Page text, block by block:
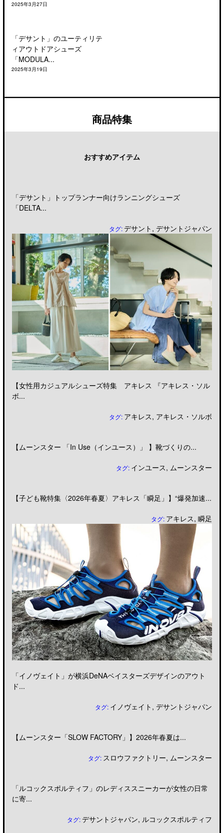
2025年3月27日
「デサント」のユーティリテ
ィアウトドアシューズ
「MODULA...
2025年3月19日
商品特集
おすすめアイテム
「デサント」トップランナー向けランニングシューズ
「DELTA...
タグ:デサント ,デサントジャパン
【女性用カジュアルシューズ特集 アキレス 『アキレス・ソル
ボ...
タグ: アキレス, アキレス・ソルボ
【ムーンスター 「In Use（インユース）」 】靴づくりの...
タグ: インユース, ムーンスター
【子ども靴特集〈2026年春夏〉アキレス「瞬足」】“爆発加速...
タグ: アキレス,瞬足
「イノヴェイト」が横浜DeNAベイスターズデザインのアウト
ド...
タグ: イノヴェイト ,デサントジャパン
【ムーンスター「SLOW FACTORY」】2026年春夏は...
タグ: スロウファクトリー, ムーンスター
「ルコックスポルティフ」のレディススニーカーが女性の日常
に寄...
タグ:デサントジャパン, ルコックスポルティフ